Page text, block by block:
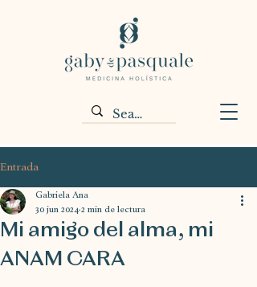
Entrada
Mi amigo del alma, mi
ANAM CARA
Gabriela Ana
30 jun 2024 2 min de lectura